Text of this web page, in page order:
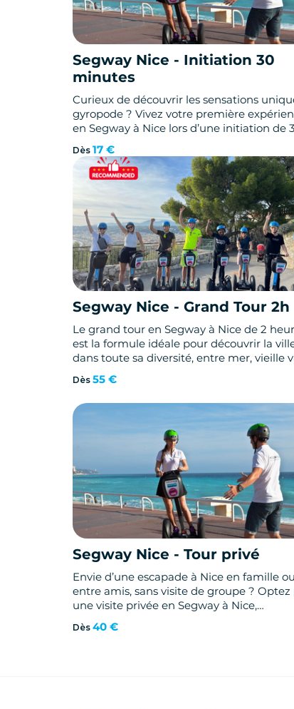
Segway Nice - Initiation 30
minutes
Curieux de découvrir les sensations
gyropode ? Vivez votre première
en Segway à Nice lors d’une initiation de
minutes sur la mythique Promenade des
Anglais.
Dès 17 €
Segway Nice - Grand Tour 2h
Le grand tour en Segway à Nice de 2
est la formule idéale pour découvrir la
dans toute sa diversité, entre mer, vieille
port et panorama exceptionnel.
Dès 55 €
Segway Nice - Tour privé
Envie d’une escapade à Nice en famille ou
entre amis, sans visite de groupe ? Optez
une visite privée en Segway à Nice,
Dès 40 €